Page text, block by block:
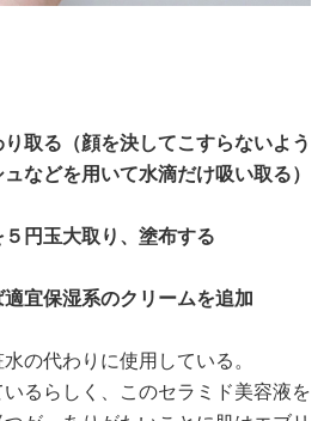
取る（顔を決してこすらないよう
などを用いて水滴だけ吸い取る）
円玉大取り、塗布する
宜保湿系のクリームを追加
の代わりに使用している。
るらしく、このセラミド美容液を